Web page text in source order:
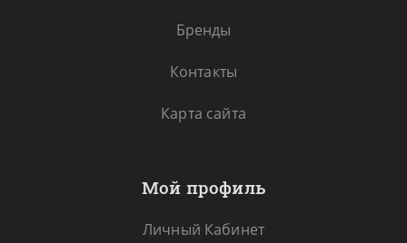
Бренды
Контакты
Карта сайта
Мой профиль
Личный Кабинет